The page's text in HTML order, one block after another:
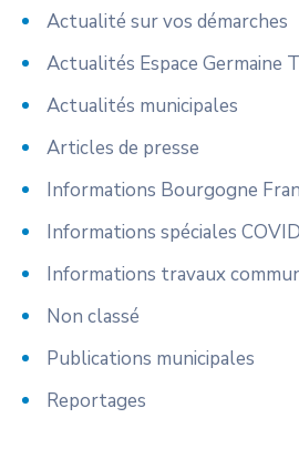
Actualité sur vos démarches
Actualités Espace Germaine
Actualités municipales
Articles de presse
Informations Bourgogne
Informations spéciales
Informations travaux
Non classé
Publications municipales
Reportages